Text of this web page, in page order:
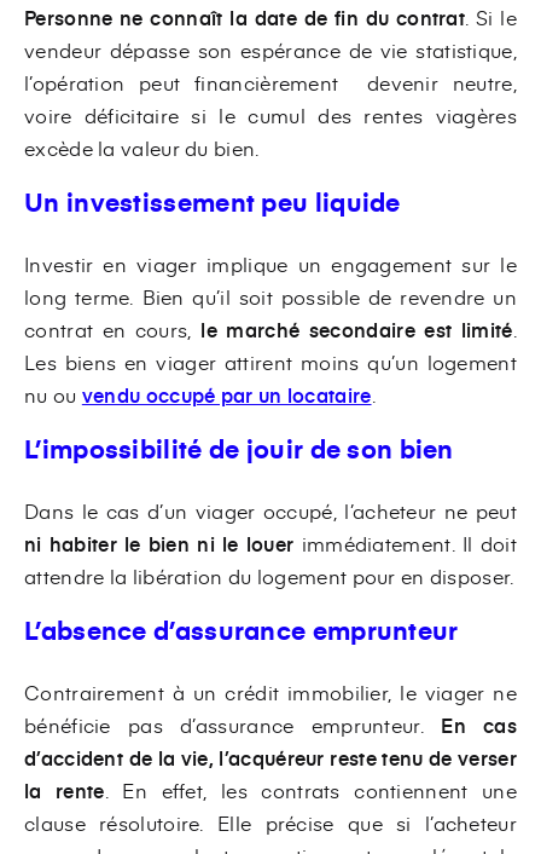
Personne ne connaît la date de fin du contrat . Si le
vendeur dépasse son espérance de vie statistique,
l’opération peut financièrement devenir neutre,
voire déficitaire si le cumul des rentes viagères
excède la valeur du bien.
Un investissement peu liquide
Investir en viager implique un engagement sur le
long terme. Bien qu’il soit possible de revendre un
contrat en cours, le marché secondaire est limité
Les biens en viager attirent moins qu’un logement
nu ou vendu occupé par un locataire
L’impossibilité de jouir de son bien
Dans le cas d’un viager occupé, l’acheteur ne peut
ni habiter le bien ni le louer immédiatement. Il doit
attendre la libération du logement pour en disposer.
L’absence d’assurance emprunteur
Contrairement à un crédit immobilier, le viager ne
bénéficie pas d’assurance emprunteur. En cas
d’accident de la vie, l’acquéreur reste tenu de verser
la rente . En effet, les contrats contiennent une
clause résolutoire. Elle précise que si l’acheteur